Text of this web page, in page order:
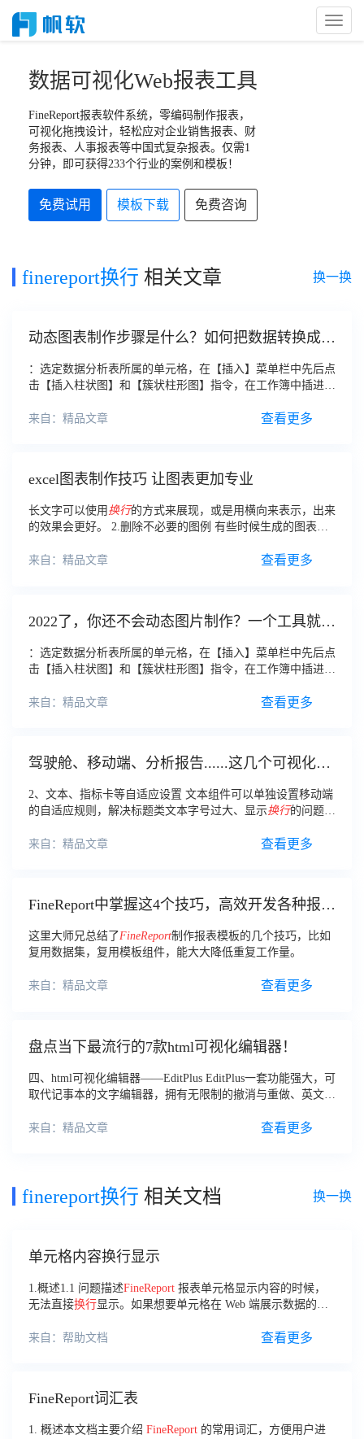
Toggle
数据可视化Web报表工具
FineReport报表软件系统，零编码制作报表，
可视化拖拽设计，轻松应对企业销售报表、财
务报表、人事报表等中国式复杂报表。仅需1
分钟，即可获得233个行业的案例和模板！
免费试用 模板下载 免费咨询
finereport换行 相关文章 换一换
动态图表制作步骤是什么？如何把数据转换成图
表？
：选定数据分析表所属的单元格，在【插入】菜单栏中先后点
击【插入柱状图】和【簇状柱形图】指令，在工作簿中插进一
【图表工具】的【设计】菜单栏中点击【转
换行
来自：精品文章 查看更多
excel图表制作技巧 让图表更加专业
长文字可以使用 换行的方式来展现，或是用横向来表示，出来
的效果会更好。 2.删除不必要的图例 有些时候生成的图表中
会影响到正常的观看。
来自：精品文章 查看更多
2022了，你还不会动态图片制作？一个工具就让
：选定数据分析表所属的单元格，在【插入】菜单栏中先后点
击【插入柱状图】和【簇状柱形图】指令，在工作簿中插进一
【图表工具】的【设计】菜单栏中点击【转
换行
来自：精品文章 查看更多
驾驶舱、移动端、分析报告......这几个可视化布
2、文本、指标卡等自适应设置 文本组件可以单独设置移动端
的自适应规则，解决标题类文本字号过大、显示换行的问题。
断问题。
来自：精品文章 查看更多
FineReport中掌握这4个技巧，高效开发各种报
表！
这里大师兄总结了FineReport制作报表模板的几个技巧，比如
复用数据集，复用模板组件，能大大降低重复工作量。
来自：精品文章 查看更多
盘点当下最流行的7款html可视化编辑器！
四、html可视化编辑器——EditPlus EditPlus一套功能强大，可
取代记事本的文字编辑器，拥有无限制的撤消与重做、英文拼
全屏幕浏览功能。
来自：精品文章 查看更多
finereport换行 相关文档 换一换
单元格内容换行显示
1.概述1.1 问题描述FineReport 报表单元格显示内容的时候，
无法直接换行显示。如果想要单元格在 Web 端展示数据的时
来自：帮助文档
查看更多
FineReport词汇表
1. 概述本文档主要介绍 FineReport 的常用词汇，方便用户进